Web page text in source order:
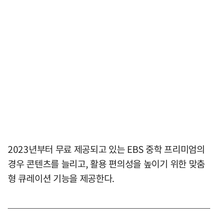
2023년부터 무료 제공되고 있는 EBS 중학 프리미엄의
경우 콘텐츠를 늘리고, 활용 편의성을 높이기 위한 맞춤
형 큐레이션 기능을 제공한다.